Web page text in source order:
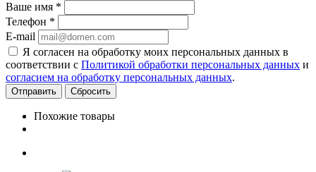
Ваше имя *
Телефон *
E-mail
Я согласен на обработку моих персональных данных в
соответствии с Политикой обработки персональных данных и
согласием на обработку персональных данных.
Сбросить
Похожие товары